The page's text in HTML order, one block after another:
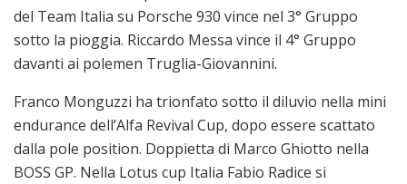
del Team Italia su Porsche 930 vince nel 3° Gruppo
sotto la pioggia. Riccardo Messa vince il 4° Gruppo
davanti ai polemen Truglia-Giovannini.
Franco Monguzzi ha trionfato sotto il diluvio nella mini
endurance dell’Alfa Revival Cup, dopo essere scattato
dalla pole position. Doppietta di Marco Ghiotto nella
BOSS GP. Nella Lotus cup Italia Fabio Radice si